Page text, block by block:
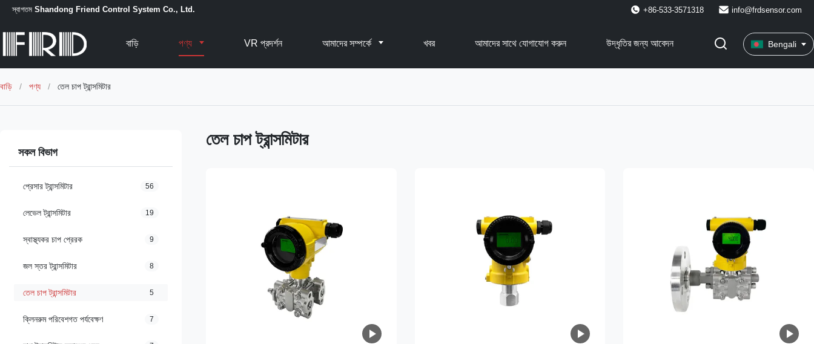
স্বাগতম Shandong Friend Control System Co., Ltd. +86-533-3571318 info@frdsensor.com
বাড়ি পণ্য VR প্রদর্শন আমাদের সম্পর্কে খবর আমাদের সাথে যোগাযোগ করুন উদ্ধৃতির জন্য আবেদন Bengali
বাড়ি / পণ্য / তেল চাপ ট্রান্সমিটার
সকল বিভাগ
প্রেসার ট্রান্সমিটার 56
লেভেল ট্রান্সমিটার 19
স্বাস্থ্যকর চাপ প্রেরক 9
জল স্তর ট্রান্সমিটার 8
তেল চাপ ট্রান্সমিটার 5
ক্লিনরুম পরিবেশগত পর্যবেক্ষণ 7
তেল চাপ ট্রান্সমিটার